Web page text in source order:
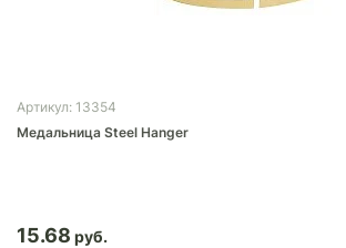
Артикул: 13354
Медальница Steel Hanger
15.68